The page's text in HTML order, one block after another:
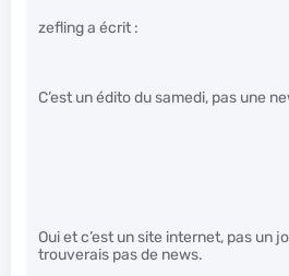
zefling a écrit :
C’est un édito du samedi, pas une
Oui et c’est un site internet, pas un
trouverais pas de news.